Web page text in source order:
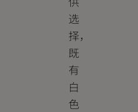
选
择，
既
有
白
色